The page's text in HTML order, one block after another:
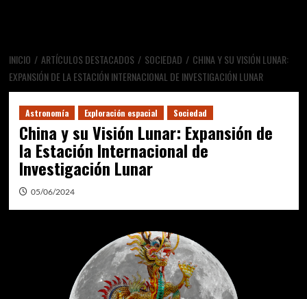
INICIO ARTÍCULOS DESTACADOS SOCIEDAD
CHINA Y SU VISIÓN LUNAR:
EXPANSIÓN DE LA ESTACIÓN INTERNACIONAL DE INVESTIGACIÓN LUNAR
Astronomía Exploración espacial Sociedad
China y su Visión Lunar: Expansión de
la Estación Internacional de
Investigación Lunar
05/06/2024